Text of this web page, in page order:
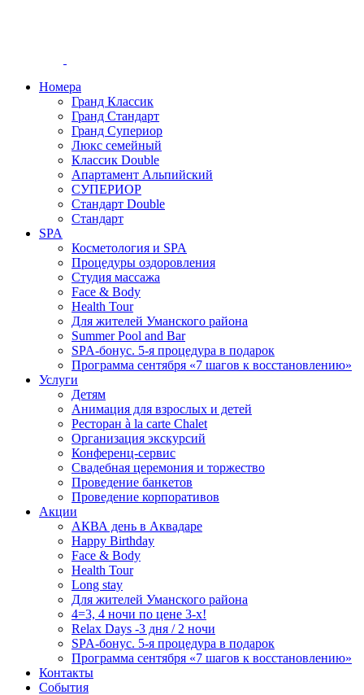
Номера
Гранд Классик
Гранд Стандарт
Гранд Супериор
Люкс семейный
Классик Double
Апартамент Альпийский
СУПЕРИОР
Стандарт Double
Стандарт
SPA
Косметология и SPA
Процедуры оздоровления
Студия массажа
Face & Body
Health Tour
Для жителей Уманского района
Summer Pool and Bar
SPA-бонус. 5-я процедура в подарок
Программа сентября «7 шагов к восстановлению»
Услуги
Детям
Анимация для взрослых и детей
Ресторан à la carte Chalet
Организация экскурсий
Конференц-сервис
Свадебная церемония и торжество
Проведение банкетов
Проведение корпоративов
Акции
АКВА день в Аквадаре
Happy Birthday
Face & Body
Health Tour
Long stay
Для жителей Уманского района
4=3, 4 ночи по цене 3-х!
Relax Days -3 дня / 2 ночи
SPA-бонус. 5-я процедура в подарок
Программа сентября «7 шагов к восстановлению»
Контакты
События